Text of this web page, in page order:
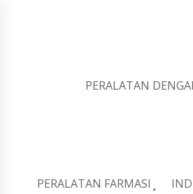
PERALATAN
PERALATAN FARMASI